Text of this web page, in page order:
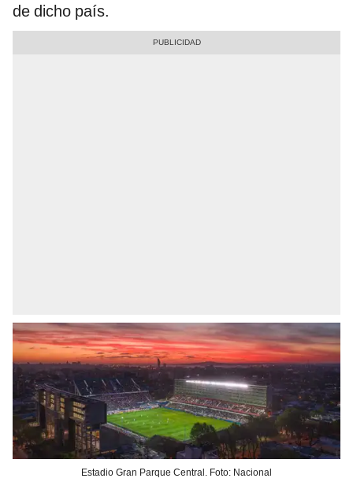
de dicho país.
Estadio Gran Parque Central. Foto: Nacional